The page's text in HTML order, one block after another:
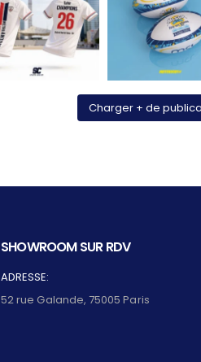
Charger + de
SHOWROOM SUR RDV
ADRESSE:
52 rue Galande, 75005 Paris